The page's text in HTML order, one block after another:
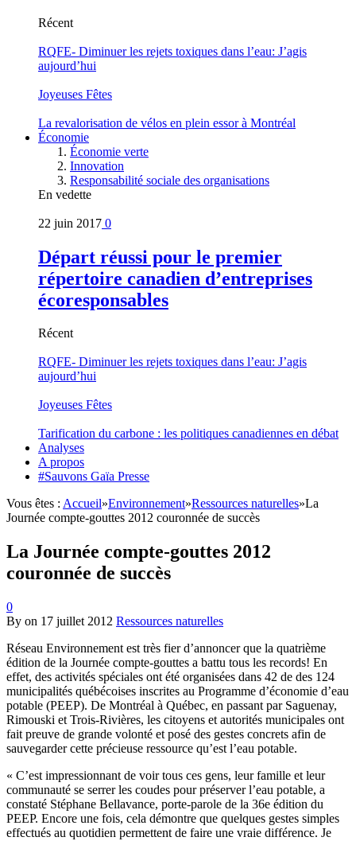
Récent
RQFE- Diminuer les rejets toxiques dans l’eau: J’agis
aujourd’hui
Joyeuses Fêtes
La revalorisation de vélos en plein essor à Montréal
Économie
Économie verte
Innovation
Responsabilité sociale des organisations
En vedette
22 juin 2017 0
Départ réussi pour le premier
répertoire canadien d’entreprises
écoresponsables
Récent
RQFE- Diminuer les rejets toxiques dans l’eau: J’agis
aujourd’hui
Joyeuses Fêtes
Tarification du carbone : les politiques canadiennes en débat
Analyses
A propos
#Sauvons Gaïa Presse
Vous êtes : Accueil»Environnement»Ressources naturelles»La
Journée compte-gouttes 2012 couronnée de succès
La Journée compte-gouttes 2012
couronnée de succès
0
By on 17 juillet 2012 Ressources naturelles
Réseau Environnement est très fier d’annoncer que la quatrième
édition de la Journée compte-gouttes a battu tous les records! En
effet, des activités spéciales ont été organisées dans 42 de des 124
municipalités québécoises inscrites au Programme d’économie d’eau
potable (PEEP). De Montréal à Québec, en passant par Saguenay,
Rimouski et Trois-Rivières, les citoyens et autorités municipales ont
fait preuve de grande volonté et posé des gestes concrets afin de
sauvegarder cette précieuse ressource qu’est l’eau potable.
« C’est impressionnant de voir tous ces gens, leur famille et leur
communauté se serrer les coudes pour préserver l’eau potable, a
constaté Stéphane Bellavance, porte-parole de la 36e édition du
PEEP. Encore une fois, cela démontre que quelques gestes simples
effectués au quotidien permettent de faire une vraie différence. Je